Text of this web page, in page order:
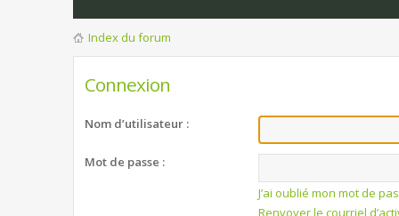
Index du forum
Connexion
Nom d’utilisateur :
Mot de passe :
J’ai oublié mon mot de
Renvoyer le courriel